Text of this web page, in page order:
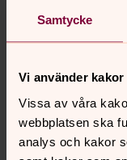
Samtycke
Vi använder kakor
Vissa av våra
webbplatsen ska
analys och kakor